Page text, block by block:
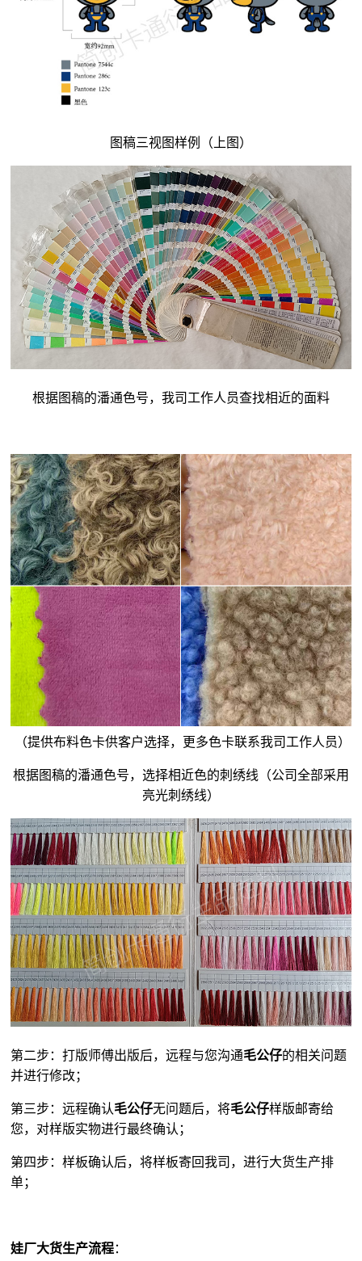
图稿三视图样例（上图）
根据图稿的潘通色号，我司工作人员查找相近的面料
（提供布料色卡供客户选择，更多色卡联系我司工作人员）
根据图稿的潘通色号，选择相近色的刺绣线（公司全部采用
亮光刺绣线）
第二步：打版师傅出版后，远程与您沟通毛公仔的相关问题
并进行修改；
第三步：远程确认毛公仔无问题后，将毛公仔样版邮寄给
您，对样版实物进行最终确认；
第四步：样板确认后，将样板寄回我司，进行大货生产排
单；
娃厂大货生产流程：